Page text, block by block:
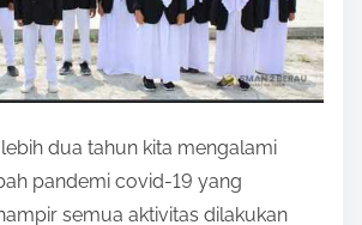
dua tahun kita mengalami
pandemi covid-19 yang
semua aktivitas dilakukan